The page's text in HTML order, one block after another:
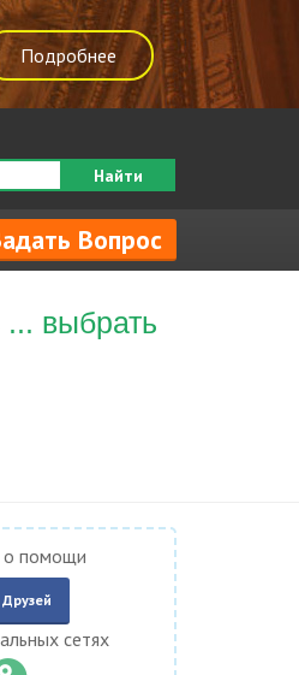
Подробнее
Найти
Вопрос
выбрать
о помощи
сетях